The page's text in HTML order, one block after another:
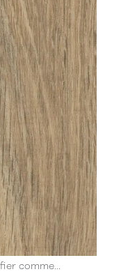
comme...